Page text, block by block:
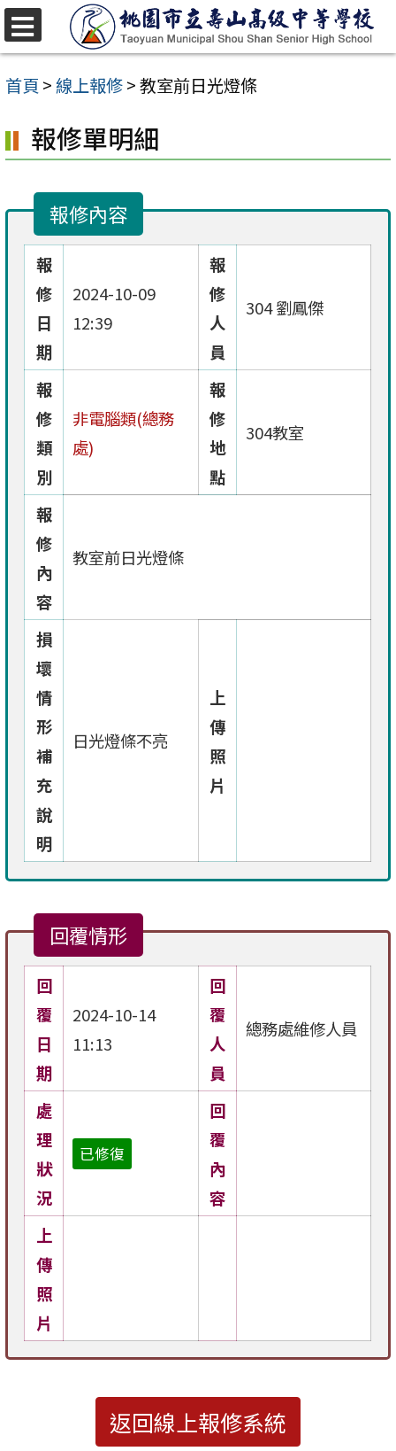
跳
至
主
內
容
首頁 >線上報修>教室前日光燈條
報修單明細
報修內容
報
修
日
期
2024-10-09
12:39
報
修
人
員
304 劉鳳傑
報
修
類
別
非電腦類(總務
處)
報
修
地
點
304教室
報
修
內
容
教室前日光燈條
損
壞
情
形
補
充
說
明
日光燈條不亮
上
傳
照
片
回覆情形
回
覆
日
期
2024-10-14
11:13
回
覆
人
員
總務處維修人員
處
理
狀
況
已修復
回
覆
內
容
上
傳
照
片
返回線上報修系統
選
單